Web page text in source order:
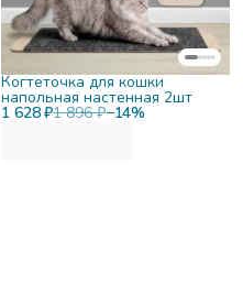
1 628 ₽1 896 ₽−14%
Когтеточка для кошки
напольная настенная 2шт